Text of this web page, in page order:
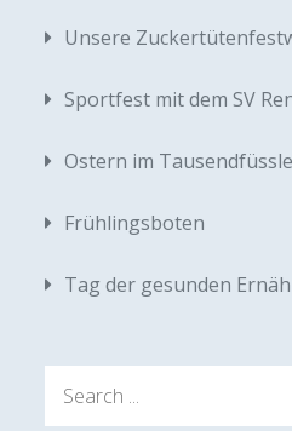
Unsere
Sportfest mit dem SV
Ostern im
Frühlingsboten
Tag der gesunden